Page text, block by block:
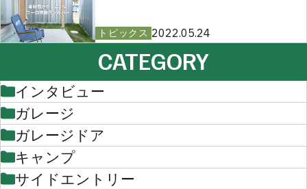
トピックス 2022.05.24
CATEGORY
インタビュー
ガレージ
ガレージドア
キャンプ
サイドエントリー